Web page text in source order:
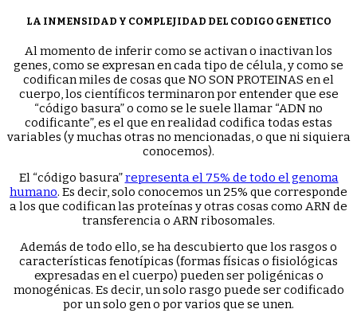
LA INMENSIDAD Y COMPLEJIDAD DEL CODIGO GENETICO
Al momento de inferir como se activan o inactivan los
genes, como se expresan en cada tipo de célula, y como se
codifican miles de cosas que NO SON PROTEINAS en el
cuerpo, los científicos terminaron por entender que ese
“código basura” o como se le suele llamar “ADN no
codificante”, es el que en realidad codifica todas estas
variables (y muchas otras no mencionadas, o que ni siquiera
conocemos).
El “código basura”representa el 75% de todo el genoma
humano. Es decir, solo conocemos un 25% que corresponde
a los que codifican las proteínas y otras cosas como ARN de
transferencia o ARN ribosomales.
Además de todo ello, se ha descubierto que los rasgos o
características fenotípicas (formas físicas o fisiológicas
expresadas en el cuerpo) pueden ser poligénicas o
monogénicas. Es decir, un solo rasgo puede ser codificado
por un solo gen o por varios que se unen.